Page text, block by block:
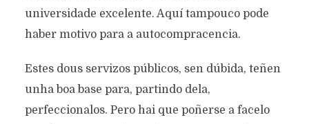
universidade excelente. Aquí tampouco pode
haber motivo para a autocompracencia.
Estes dous servizos públicos, sen dúbida, teñen
unha boa base para, partindo dela,
perfeccionalos. Pero hai que poñerse a facelo